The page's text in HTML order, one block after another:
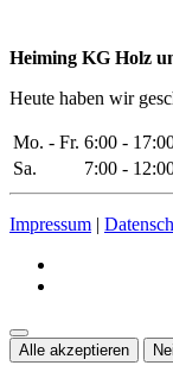
Heiming KG Holz
Heute haben wir
Mo. - Fr. 6:00 -
Sa.
7:00 -
Impressum |
Alle akzeptieren